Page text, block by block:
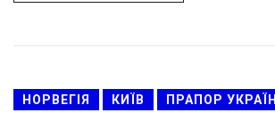
НОРВЕГІЯ КИЇВ ПРАПОР